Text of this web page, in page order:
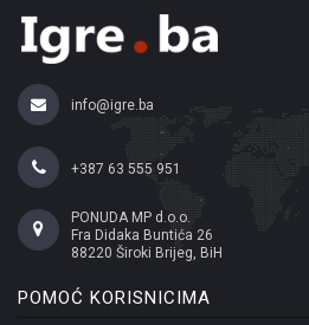
info@igre.ba
+387 63 555 951
PONUDA MP d.o.o.
Fra Didaka Buntića 26
88220 Široki Brijeg, BiH
POMOĆ KORISNICIMA